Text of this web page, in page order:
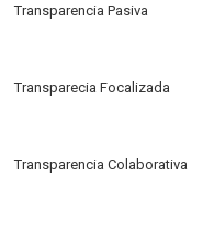
Transparencia Pasiva
Transparecia Focalizada
Transparencia Colaborativa